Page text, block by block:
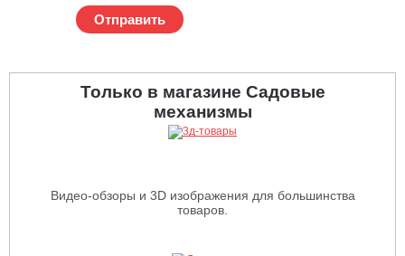
Отправить
Только в магазине Садовые
механизмы
Видео-обзоры и 3D изображения для большинства
товаров.